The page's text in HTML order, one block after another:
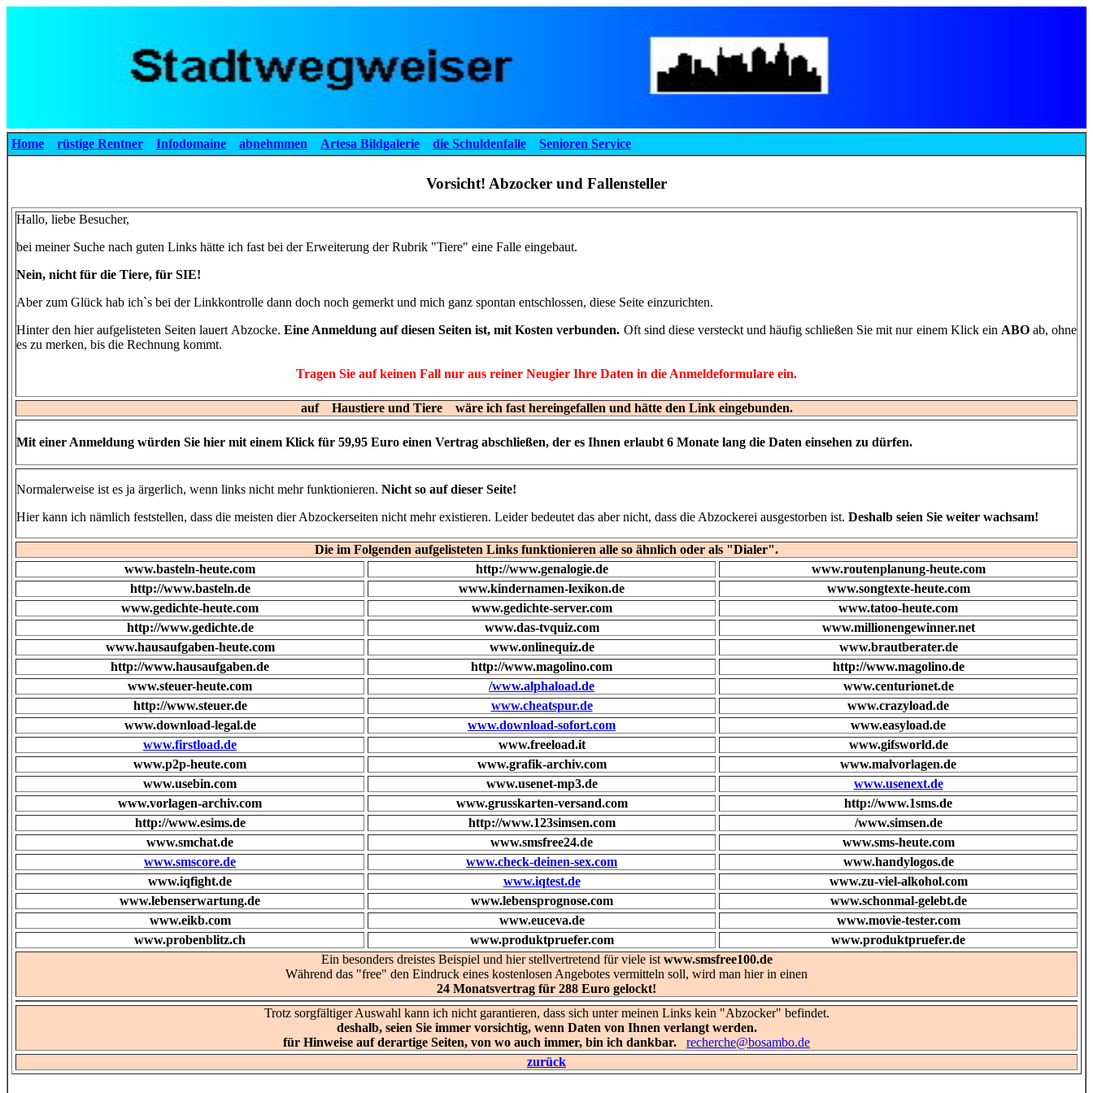
Home rüstige Rentner Infodomaine abnehmmen Artesa Bildgalerie die Schuldenfalle Senioren Service
Vorsicht! Abzocker und Fallensteller
Hallo, liebe Besucher,
bei meiner Suche nach guten Links hätte ich fast bei der Erweiterung der Rubrik "Tiere" eine Falle eingebaut.
Nein, nicht für die Tiere, für SIE!
Aber zum Glück hab ich`s bei der Linkkontrolle dann doch noch gemerkt und mich ganz spontan entschlossen, diese Seite einzurichten.
Hinter den hier aufgelisteten Seiten lauert Abzocke. Eine Anmeldung auf diesen Seiten ist, mit Kosten verbunden. Oft sind diese versteckt und häufig schließen Sie mit nur einem Klick ein ABOab, ohne
es zu merken, bis die Rechnung kommt.
Tragen Sie auf keinen Fall nur aus reiner Neugier Ihre Daten in die Anmeldeformulare ein.
auf Haustiere und Tiere wäre ich fast hereingefallen und hätte den Link eingebunden.
Mit einer Anmeldung würden Sie hier mit einem Klick für 59,95 Euro einen Vertrag abschließen, der es Ihnen erlaubt 6 Monate lang die Daten einsehen zu dürfen.
Normalerweise ist es ja ärgerlich, wenn links nicht mehr funktionieren. Nicht so auf dieser Seite!
Hier kann ich nämlich feststellen, dass die meisten dier Abzockerseiten nicht mehr existieren. Leider bedeutet das aber nicht, dass die Abzockerei ausgestorben ist. Deshalb seien Sie weiter wachsam!
Die im Folgenden aufgelisteten Links funktionieren alle so ähnlich oder als "Dialer".
www.basteln-heute.com
http://www.genalogie.de
www.routenplanung-heute.com
http://www.basteln.de
www.kindernamen-lexikon.de
www.songtexte-heute.com
www.gedichte-heute.com
www.gedichte-server.com
www.tatoo-heute.com
http://www.gedichte.de
www.das-tvquiz.com
www.millionengewinner.net
www.hausaufgaben-heute.com
www.onlinequiz.de
www.brautberater.de
http://www.hausaufgaben.de
http://www.magolino.com
http://www.magolino.de
www.steuer-heute.com
/www.alphaload.de
www.centurionet.de
http://www.steuer.de
www.cheatspur.de
www.crazyload.de
www.download-legal.de
www.download-sofort.com
www.easyload.de
www.firstload.de
www.freeload.it
www.gifsworld.de
www.p2p-heute.com
www.grafik-archiv.com
www.malvorlagen.de
www.usebin.com
www.usenet-mp3.de
www.usenext.de
www.vorlagen-archiv.com
www.grusskarten-versand.com
http://www.1sms.de
http://www.esims.de
http://www.123simsen.com
/www.simsen.de
www.smchat.de
www.smsfree24.de
www.sms-heute.com
www.smscore.de
www.check-deinen-sex.com
www.handylogos.de
www.iqfight.de
www.iqtest.de
www.zu-viel-alkohol.com
www.lebenserwartung.de
www.lebensprognose.com
www.schonmal-gelebt.de
www.eikb.com
www.euceva.de
www.movie-tester.com
www.probenblitz.ch
www.produktpruefer.com
www.produktpruefer.de
Ein besonders dreistes Beispiel und hier stellvertretend für viele istwww.smsfree100.de
Während das "free" den Eindruck eines kostenlosen Angebotes vermitteln soll, wird man hier in einen
24 Monatsvertrag für 288 Euro gelockt!
Trotz sorgfältiger Auswahl kann ich nicht garantieren, dass sich unter meinen Links kein "Abzocker" befindet.
deshalb, seien Sie immer vorsichtig, wenn Daten von Ihnen verlangt werden.
für Hinweise auf derartige Seiten, von wo auch immer, bin ich dankbar.
recherche@bosambo.de
zurück